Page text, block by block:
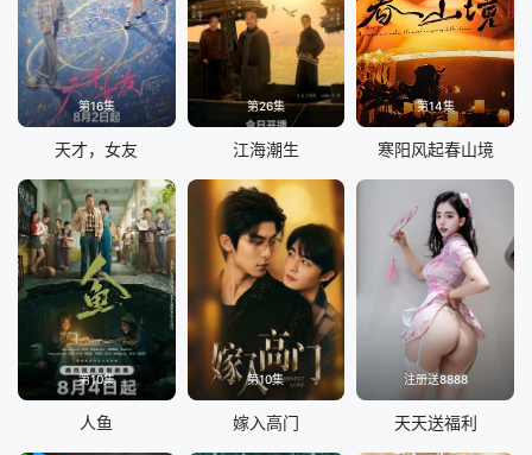
第16集
天才，女友
第26集
江海潮生
第14集
寒阳风起春山境
第10集
人鱼
第10集
嫁入高门
注册送8888
天天送福利